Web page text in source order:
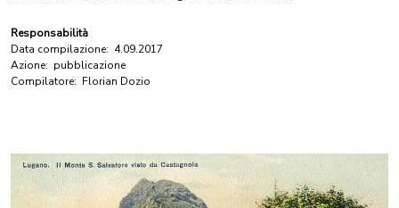
Responsabilità
Data compilazione: 4.09.2017
Azione: pubblicazione
Compilatore: Florian Dozio